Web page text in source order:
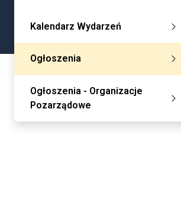
Kalendarz Wydarzeń
Ogłoszenia
Ogłoszenia - Organizacje
Pozarządowe